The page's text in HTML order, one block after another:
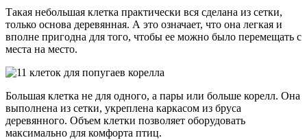
Такая небольшая клетка практически вся сделана из сетки,
только основа деревянная. А это означает, что она легкая и
вполне пригодна для того, чтобы ее можно было перемещать с
места на место.
Большая клетка не для одного, а пары или больше корелл. Она
выполнена из сетки, укреплена каркасом из бруса
деревянного. Объем клетки позволяет оборудовать
максимально для комфорта птиц.